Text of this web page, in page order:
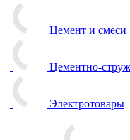
Цемент и смеси
Цементно-
Электротовары